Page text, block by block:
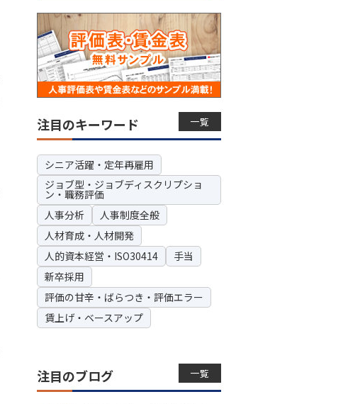
一覧
注目のキーワード
シニア活躍・定年再雇用
ジョブ型・ジョブディスクリプショ
ン・職務評価
人事分析
人事制度全般
人材育成・人材開発
人的資本経営・ISO30414
手当
新卒採用
評価の甘辛・ばらつき・評価エラー
賃上げ・ベースアップ
一覧
注目のブログ